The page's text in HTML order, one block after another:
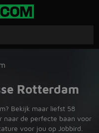
Rotterdam
Bekijk maar liefst 58
naar de perfecte baan voor
voor jou op Jobbird.